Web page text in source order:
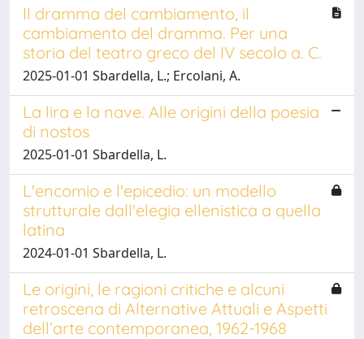
Il dramma del cambiamento, il
cambiamento del dramma. Per una
storia del teatro greco del IV secolo a. C.
2025-01-01 Sbardella, L.; Ercolani, A.
La lira e la nave. Alle origini della poesia
di nostos
2025-01-01 Sbardella, L.
L'encomio e l'epicedio: un modello
strutturale dall'elegia ellenistica a quella
latina
2024-01-01 Sbardella, L.
Le origini, le ragioni critiche e alcuni
retroscena di Alternative Attuali e Aspetti
dell’arte contemporanea, 1962-1968